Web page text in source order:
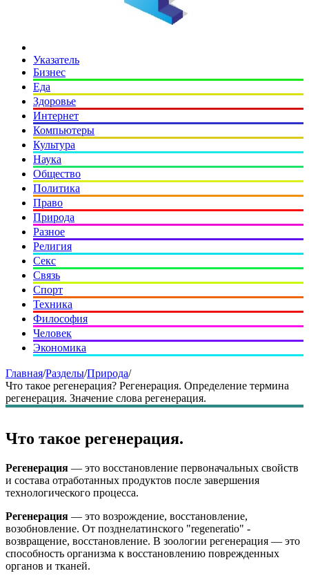
Указатель
Бизнес
Еда
Здоровье
Интернет
Компьютеры
Культура
Наука
Общество
Политика
Право
Природа
Разное
Религия
Секс
Связь
Спорт
Техника
Философия
Человек
Экономика
Главная/Разделы/Природа/
Что такое регенерация? Регенерация. Определение термина
регенерация. Значение слова регенерация.
Что такое регенерация.
Регенерация — это восстановление первоначальных свойств
и состава отработанных продуктов после завершения
технологического процесса.
Регенерация — это возрождение, восстановление,
возобновление. От позднелатинского "regeneratio" -
возвращение, восстановление. В зоологии регенерация — это
способность организма к восстановлению поврежденных
органов и тканей.